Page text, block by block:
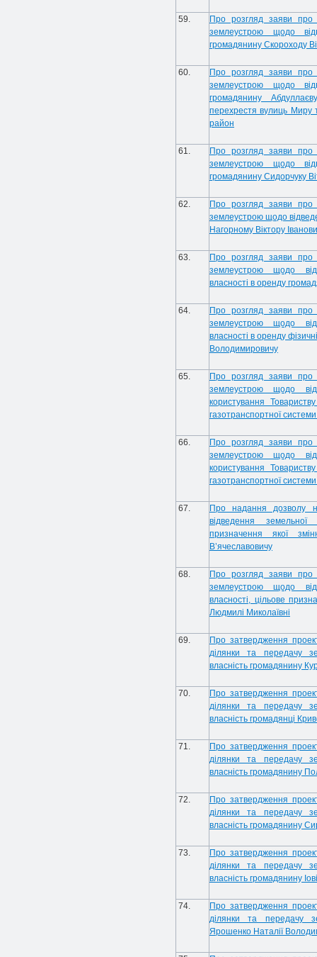
59.
Про розгляд заяви про
землеустрою щодо
громадянину Скороходу
60.
Про розгляд заяви про
землеустрою щодо
громадянину
перехрестя вулиць Миру
район
61.
Про розгляд заяви про
землеустрою щодо
громадянину Сидорчуку
62.
Про розгляд заяви про
землеустрою щодо
Нагорному Віктору
63.
Про розгляд заяви про
землеустрою щодо
власності в оренду
64.
Про розгляд заяви про
землеустрою щодо
власності в оренду
Володимировичу
65.
Про розгляд заяви про
землеустрою щодо
користування
газотранспортної
66.
Про розгляд заяви про
землеустрою щодо
користування
газотранспортної
67.
Про надання дозволу
відведення земельної
призначення якої
В’ячеславовичу
68.
Про розгляд заяви про
землеустрою щодо
власності, цільове
Людмилі Миколаївні
69.
Про затвердження
ділянки та передачу
власність громадянину
70.
Про затвердження
ділянки та передачу
власність громадянці
71.
Про затвердження
ділянки та передачу
власність громадянину
72.
Про затвердження
ділянки та передачу
власність громадянину
73.
Про затвердження
ділянки та передачу
власність громадянину
74.
Про затвердження
ділянки та передачу
Ярошенко Наталії